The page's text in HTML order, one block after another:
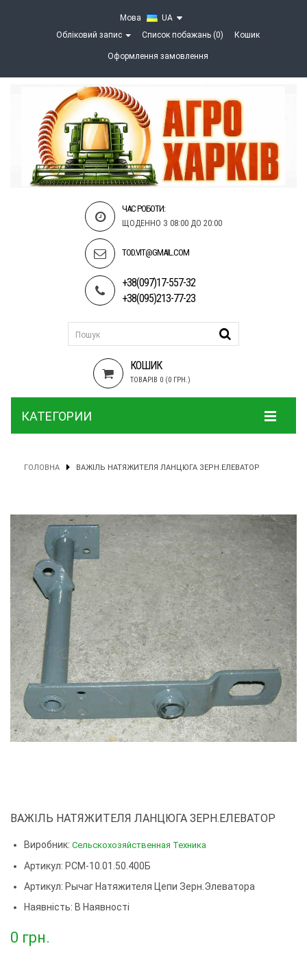
Мова
UA
Обліковий запис
Список побажань (0) Кошик
Оформлення замовлення
ЧАС РОБОТИ:
ЩОДЕННО З 08:00 ДО 20:00
TOD.VIT@GMAIL.COM
+38(097)17-557-32
+38(095)213-77-23
КОШИК
ТОВАРІВ 0 (0 ГРН.)
КАТЕГОРИИ
ГОЛОВНА ВАЖІЛЬ НАТЯЖИТЕЛЯ ЛАНЦЮГА ЗЕРН.ЕЛЕВАТОР
ВАЖІЛЬ НАТЯЖИТЕЛЯ ЛАНЦЮГА ЗЕРН.ЕЛЕВАТОР
Виробник: Сельскохозяйственная Техника
Артикул: РСМ-10.01.50.400Б
Артикул: Рычаг Натяжителя Цепи Зерн.элеватора
Наявність: В Наявності
0 грн.